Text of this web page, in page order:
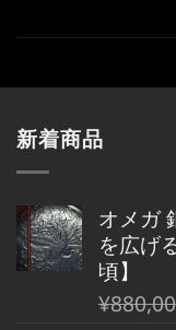
新着商品
オメガ
を広げ
頃】
元
¥